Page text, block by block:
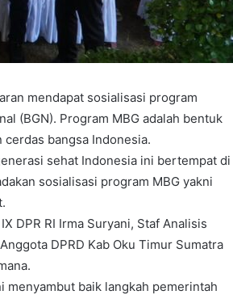
mendapat sosialisasi program
(BGN). Program MBG adalah bentuk
bangsa Indonesia.
sehat Indonesia ini bertempat di
sosialisasi program MBG yakni
DPR RI Irma Suryani, Staf Analisis
DPRD Kab Oku Timur Sumatra
menyambut baik langkah pemerintah